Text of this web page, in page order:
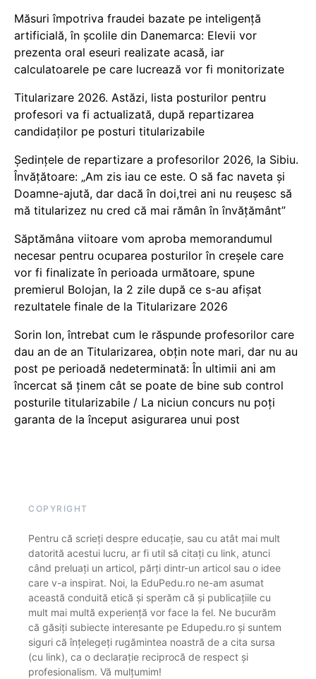
Măsuri împotriva fraudei bazate pe inteligență
artificială, în școlile din Danemarca: Elevii vor
prezenta oral eseuri realizate acasă, iar
calculatoarele pe care lucrează vor fi monitorizate
Titularizare 2026. Astăzi, lista posturilor pentru
profesori va fi actualizată, după repartizarea
candidaților pe posturi titularizabile
Ședințele de repartizare a profesorilor 2026, la Sibiu.
Învățătoare: „Am zis iau ce este. O să fac naveta și
Doamne-ajută, dar dacă în doi,trei ani nu reușesc să
mă titularizez nu cred că mai rămân în învățământ”
Săptămâna viitoare vom aproba memorandumul
necesar pentru ocuparea posturilor în creșele care
vor fi finalizate în perioada următoare, spune
premierul Bolojan, la 2 zile după ce s-au afișat
rezultatele finale de la Titularizare 2026
Sorin Ion, întrebat cum le răspunde profesorilor care
dau an de an Titularizarea, obțin note mari, dar nu au
post pe perioadă nedeterminată: În ultimii ani am
încercat să ținem cât se poate de bine sub control
posturile titularizabile / La niciun concurs nu poți
garanta de la început asigurarea unui post
COPYRIGHT
Pentru că scrieți despre educație, sau cu atât mai mult
datorită acestui lucru, ar fi util să citați cu link, atunci
când preluați un articol, părți dintr-un articol sau o idee
care v-a inspirat. Noi, la EduPedu.ro ne-am asumat
această conduită etică și sperăm că și publicațiile cu
mult mai multă experiență vor face la fel. Ne bucurăm
că găsiți subiecte interesante pe Edupedu.ro și suntem
siguri că înțelegeți rugămintea noastră de a cita sursa
(cu link), ca o declarație reciprocă de respect și
profesionalism. Vă mulțumim!